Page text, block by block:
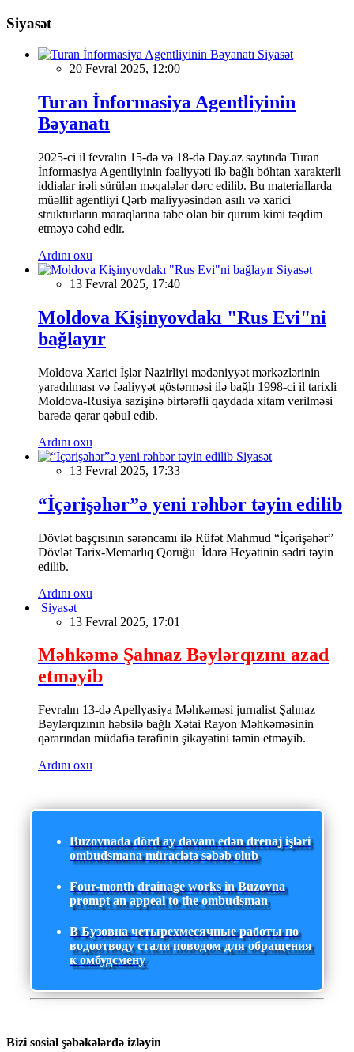
Siyasət
Siyasət
20 Fevral 2025, 12:00
Turan İnformasiya Agentliyinin
Bəyanatı
2025-ci il fevralın 15-də və 18-də Day.az saytında Turan
İnformasiya Agentliyinin fəaliyyəti ilə bağlı böhtan xarakterli
iddialar irəli sürülən məqalələr dərc edilib. Bu materiallarda
müəllif agentliyi Qərb maliyyəsindən asılı və xarici
strukturların maraqlarına tabe olan bir qurum kimi təqdim
etməyə cəhd edir.
Ardını oxu
Siyasət
13 Fevral 2025, 17:40
Moldova Kişinyovdakı "Rus Evi"ni
bağlayır
Moldova Xarici İşlər Nazirliyi mədəniyyət mərkəzlərinin
yaradılması və fəaliyyət göstərməsi ilə bağlı 1998-ci il tarixli
Moldova-Rusiya sazişinə birtərəfli qaydada xitam verilməsi
barədə qərar qəbul edib.
Ardını oxu
Siyasət
13 Fevral 2025, 17:33
“İçərişəhər”ə yeni rəhbər təyin edilib
Dövlət başçısının sərəncamı ilə Rüfət Mahmud “İçərişəhər”
Dövlət Tarix-Memarlıq Qoruğu İdarə Heyətinin sədri təyin
edilib.
Ardını oxu
Siyasət
13 Fevral 2025, 17:01
Məhkəmə Şahnaz Bəylərqızını azad
etməyib
Fevralın 13-də Apellyasiya Məhkəməsi jurnalist Şahnaz
Bəylərqızının həbsilə bağlı Xətai Rayon Məhkəməsinin
qərarından müdafiə tərəfinin şikayətini təmin etməyib.
Ardını oxu
Buzovnada dörd ay davam edən drenaj işləri
ombudsmana müraciətə səbəb olub
Four-month drainage works in Buzovna
prompt an appeal to the ombudsman
В Бузовна четырехмесячные работы по
водоотводу стали поводом для обращения
к омбудсмену
Bizi sosial şəbəkələrdə izləyin